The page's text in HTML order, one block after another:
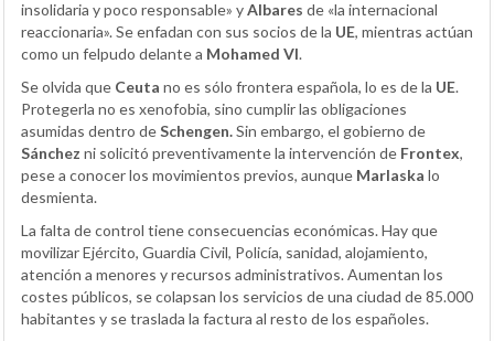
insolidaria y poco responsable» yAlbares de «la internacional
reaccionaria». Se enfadan con sus socios de la UE, mientras actúan
como un felpudo delante a Mohamed VI.
Se olvida que Ceuta no es sólo frontera española, lo es de la UE.
Protegerla no es xenofobia, sino cumplir las obligaciones
asumidas dentro deSchengen.Sin embargo, el gobierno de
Sánchez ni solicitó preventivamente la intervención de Frontex,
pese a conocer los movimientos previos, aunque Marlaska lo
desmienta.
La falta de control tiene consecuencias económicas. Hay que
movilizar Ejército, Guardia Civil, Policía, sanidad, alojamiento,
atención a menores y recursos administrativos. Aumentan los
costes públicos, se colapsan los servicios de una ciudad de 85.000
habitantes y se traslada la factura al resto de los españoles.